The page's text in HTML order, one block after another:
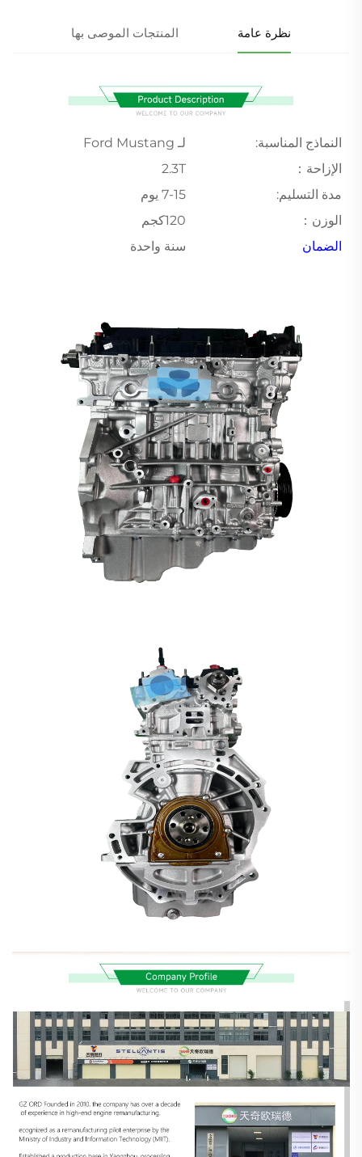
نظرة عامة المنتجات الموصى بها
النماذج المناسبة:
لـ Ford Mustang
الإزاحة：
2.3T
مدة التسليم:
7-15 يوم
الوزن：
120كجم
الضمان
سنة واحدة